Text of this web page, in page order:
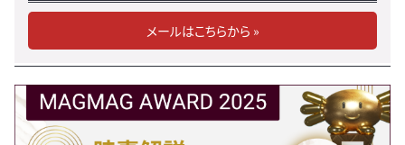
メールはこちらから »